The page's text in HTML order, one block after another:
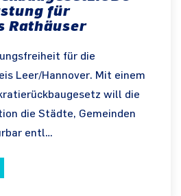
für
Rathäuser
für die
Leer/Hannover. Mit einem
will die
die Städte, Gemeinden
entl…